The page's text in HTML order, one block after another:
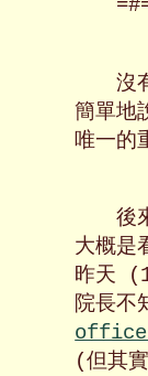
沒
簡單地
唯一的
後
大概是
昨天
院長不
office
(但其